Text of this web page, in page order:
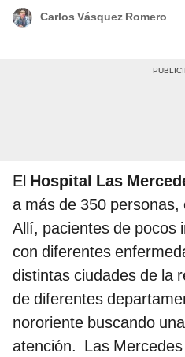
Carlos Vásquez Romero
El Hospital Las
a más de 350
Allí, pacientes de pocos
con diferentes
distintas ciudades de la
de diferentes
nororiente buscando
atención. Las